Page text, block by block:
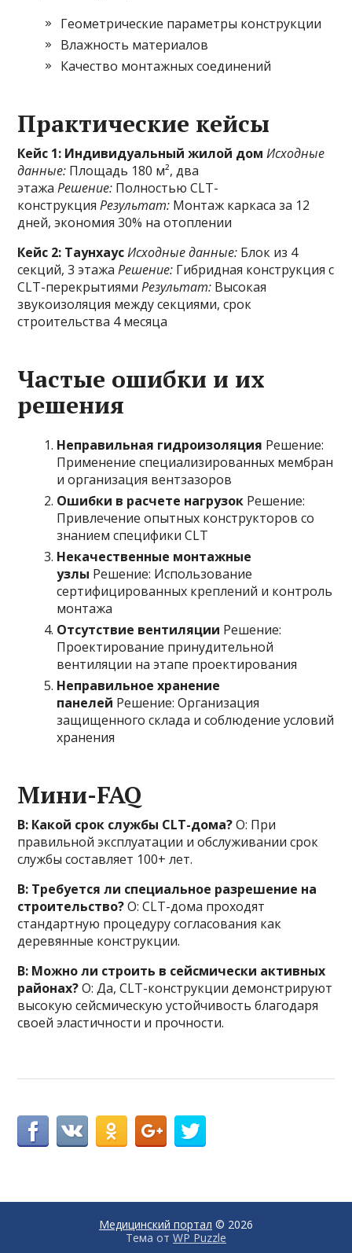
Геометрические параметры конструкции
Влажность материалов
Качество монтажных соединений
Практические кейсы
Кейс 1: Индивидуальный жилой дом Исходные
данные: Площадь 180 м², два
этажаРешение: Полностью CLT-
конструкцияРезультат: Монтаж каркаса за 12
дней, экономия 30% на отоплении
Кейс 2: Таунхаус Исходные данные: Блок из 4
секций, 3 этажаРешение: Гибридная конструкция с
CLT-перекрытиямиРезультат: Высокая
звукоизоляция между секциями, срок
строительства 4 месяца
Частые ошибки и их
решения
Неправильная гидроизоляция Решение:
Применение специализированных мембран
и организация вентзазоров
Ошибки в расчете нагрузок Решение:
Привлечение опытных конструкторов со
знанием специфики CLT
Некачественные монтажные
узлы Решение: Использование
сертифицированных креплений и контроль
монтажа
Отсутствие вентиляции Решение:
Проектирование принудительной
вентиляции на этапе проектирования
Неправильное хранение
панелей Решение: Организация
защищенного склада и соблюдение условий
хранения
Мини-FAQ
В: Какой срок службы CLT-дома?О: При
правильной эксплуатации и обслуживании срок
службы составляет 100+ лет.
В: Требуется ли специальное разрешение на
строительство?О: CLT-дома проходят
стандартную процедуру согласования как
деревянные конструкции.
В: Можно ли строить в сейсмически активных
районах?О: Да, CLT-конструкции демонстрируют
высокую сейсмическую устойчивость благодаря
своей эластичности и прочности.
Медицинский портал © 2026
Тема от WP Puzzle